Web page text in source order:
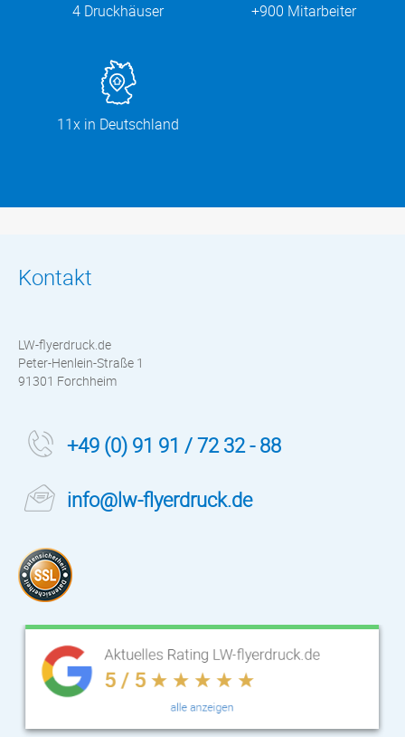
4 Druckhäuser +900 Mitarbeiter
11x in Deutschland
Kontakt
LW-flyerdruck.de
Peter-Henlein-Straße 1
91301 Forchheim
+49 (0) 91 91 / 72 32 - 88
info@lw-flyerdruck.de